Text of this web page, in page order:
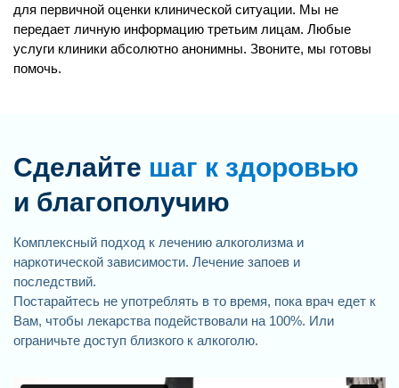
для первичной оценки клинической ситуации. Мы не
передает личную информацию третьим лицам. Любые
услуги клиники абсолютно анонимны. Звоните, мы готовы
помочь.
Сделайте шаг к здоровью
и благополучию
Комплексный подход к лечению алкоголизма и
наркотической зависимости. Лечение запоев и
последствий.
Постарайтесь не употреблять в то время, пока врач едет к
Вам, чтобы лекарства подействовали на 100%. Или
ограничьте доступ близкого к алкоголю.